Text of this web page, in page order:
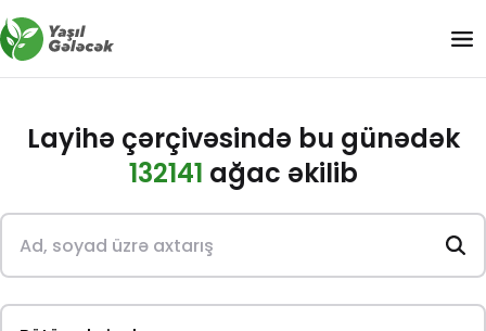
Layihə çərçivəsində bu günədək
132141 ağac əkilib